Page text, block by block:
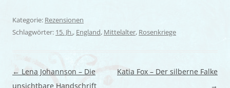
Kategorie: Rezensionen
Schlagwörter: 15. Jh., England, Mittelalter, Rosenkriege
Beitragsnavigation
← Lena Johannson – Die
unsichtbare Handschrift
Katia Fox – Der silberne Falke
→